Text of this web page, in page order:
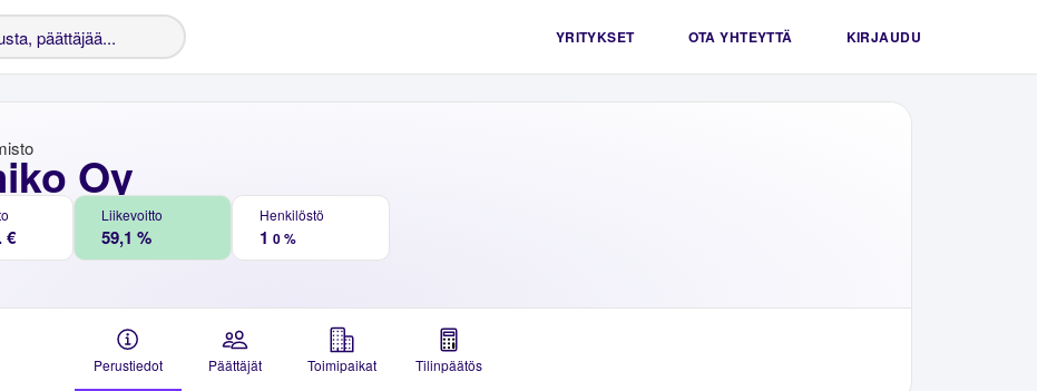
YRITYKSET OTA YHTEYTTÄ KIRJAUDU
Oy
€
Liikevoitto
59,1 %
Henkilöstö
1 0 %
Perustiedot Päättäjät Toimipaikat Tilinpäätös